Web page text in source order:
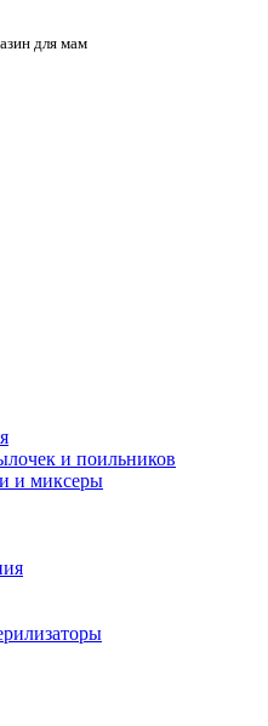
для мам
и поильников
и миксеры